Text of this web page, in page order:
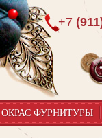
+7
ОКРАС ФУРНИТУРЫ